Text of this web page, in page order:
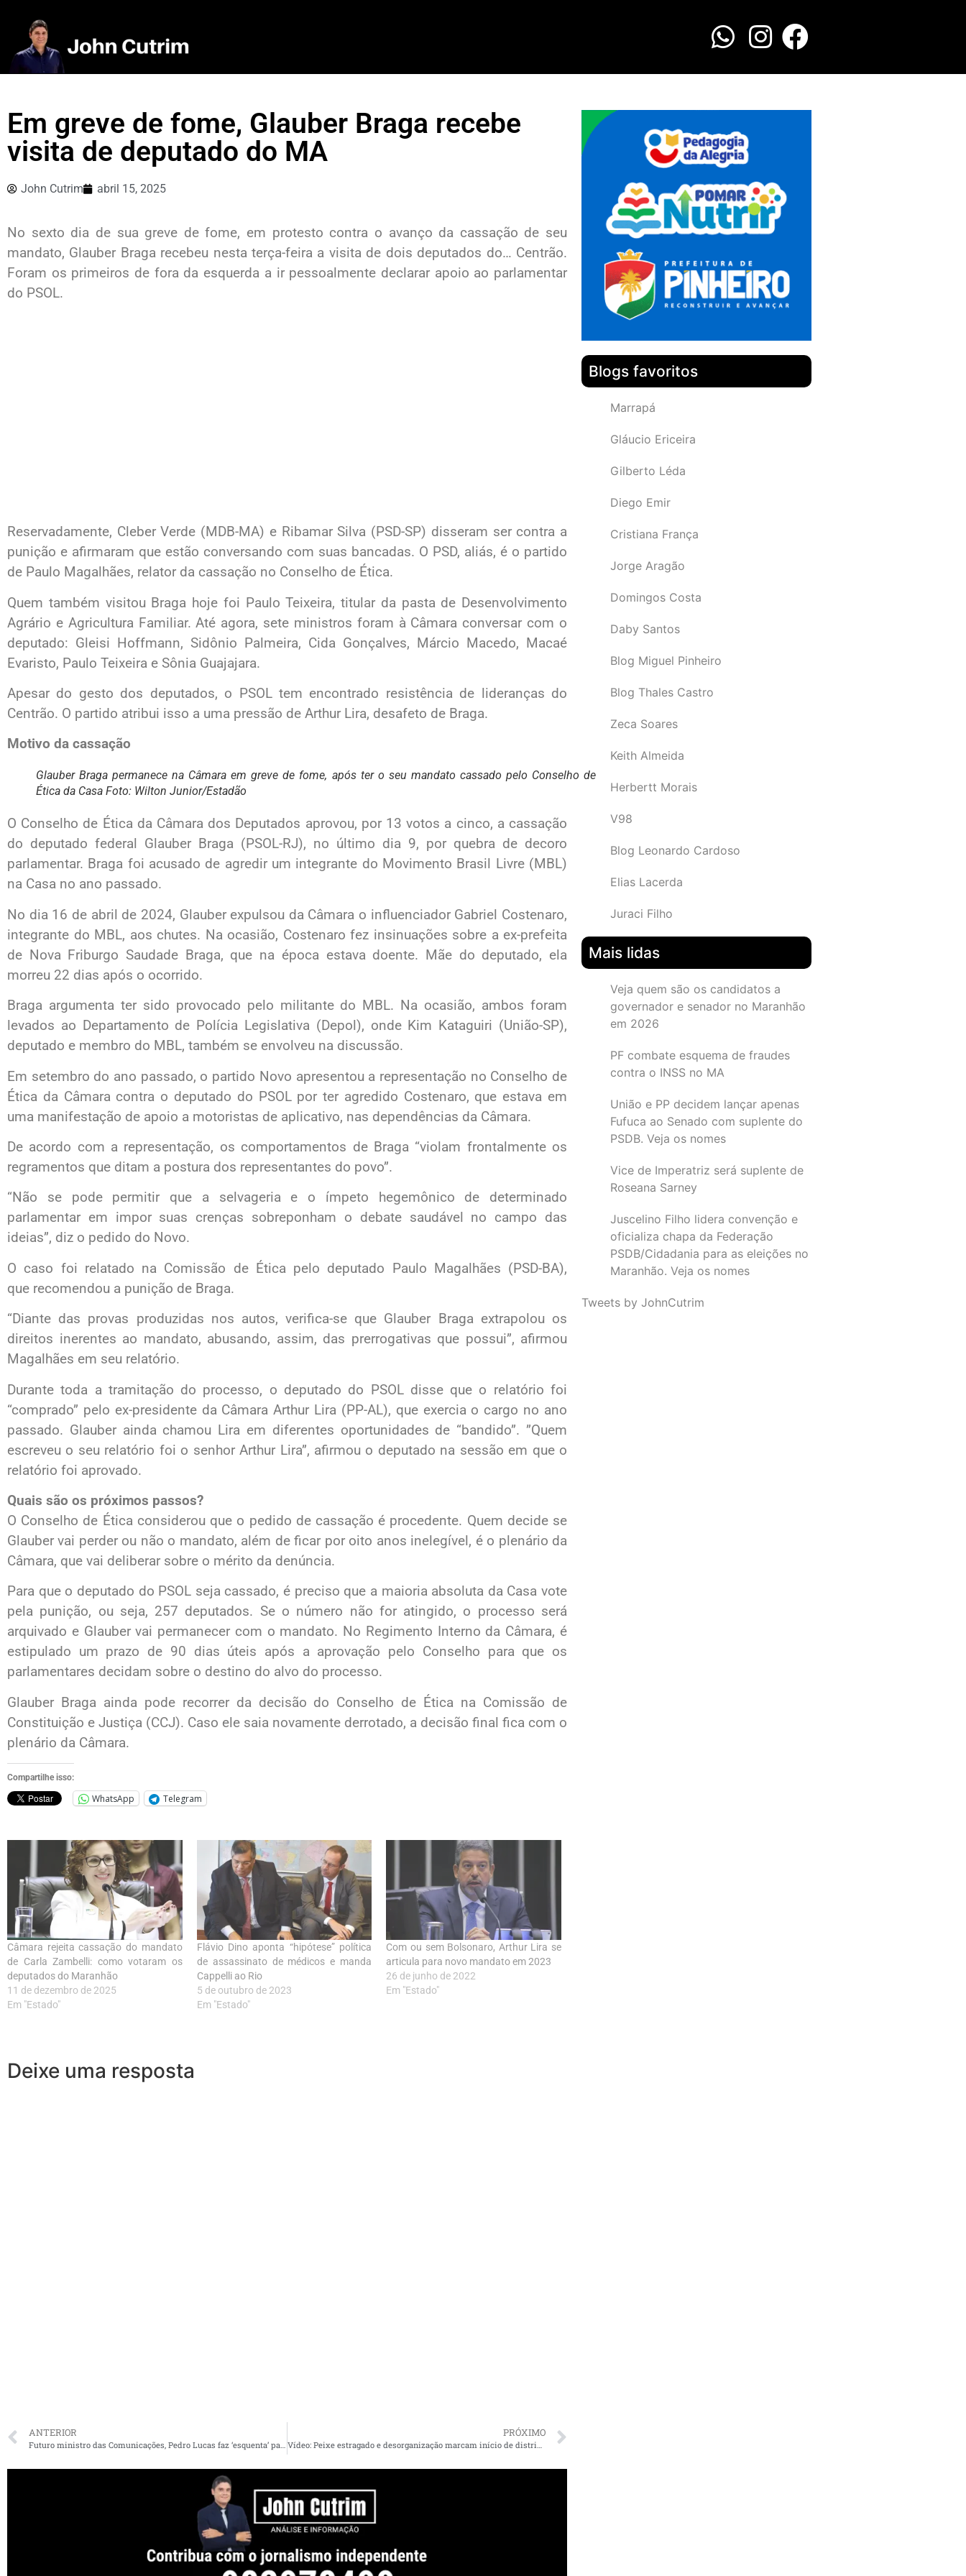
Em greve de fome, Glauber Braga recebe
visita de deputado do MA
John Cutrim abril 15, 2025
No sexto dia de sua greve de fome, em protesto contra o avanço da cassação de seu
mandato, Glauber Braga recebeu nesta terça-feira a visita de dois deputados do… Centrão.
Foram os primeiros de fora da esquerda a ir pessoalmente declarar apoio ao parlamentar
do PSOL.
Reservadamente, Cleber Verde (MDB-MA) e Ribamar Silva (PSD-SP) disseram ser contra a
punição e afirmaram que estão conversando com suas bancadas. O PSD, aliás, é o partido
de Paulo Magalhães, relator da cassação no Conselho de Ética.
Quem também visitou Braga hoje foi Paulo Teixeira, titular da pasta de Desenvolvimento
Agrário e Agricultura Familiar. Até agora, sete ministros foram à Câmara conversar com o
deputado: Gleisi Hoffmann, Sidônio Palmeira, Cida Gonçalves, Márcio Macedo, Macaé
Evaristo, Paulo Teixeira e Sônia Guajajara.
Apesar do gesto dos deputados, o PSOL tem encontrado resistência de lideranças do
Centrão. O partido atribui isso a uma pressão de Arthur Lira, desafeto de Braga.
Motivo da cassação
Glauber Braga permanece na Câmara em greve de fome, após ter o seu mandato cassado pelo Conselho de
Ética da Casa Foto: Wilton Junior/Estadão
O Conselho de Ética da Câmara dos Deputados aprovou, por 13 votos a cinco, a cassação
do deputado federal Glauber Braga (PSOL-RJ), no último dia 9, por quebra de decoro
parlamentar. Braga foi acusado de agredir um integrante do Movimento Brasil Livre (MBL)
na Casa no ano passado.
No dia 16 de abril de 2024, Glauber expulsou da Câmara o influenciador Gabriel Costenaro,
integrante do MBL, aos chutes. Na ocasião, Costenaro fez insinuações sobre a ex-prefeita
de Nova Friburgo Saudade Braga, que na época estava doente. Mãe do deputado, ela
morreu 22 dias após o ocorrido.
Braga argumenta ter sido provocado pelo militante do MBL. Na ocasião, ambos foram
levados ao Departamento de Polícia Legislativa (Depol), onde Kim Kataguiri (União-SP),
deputado e membro do MBL, também se envolveu na discussão.
Em setembro do ano passado, o partido Novo apresentou a representação no Conselho de
Ética da Câmara contra o deputado do PSOL por ter agredido Costenaro, que estava em
uma manifestação de apoio a motoristas de aplicativo, nas dependências da Câmara.
De acordo com a representação, os comportamentos de Braga “violam frontalmente os
regramentos que ditam a postura dos representantes do povo”.
“Não se pode permitir que a selvageria e o ímpeto hegemônico de determinado
parlamentar em impor suas crenças sobreponham o debate saudável no campo das
ideias”, diz o pedido do Novo.
O caso foi relatado na Comissão de Ética pelo deputado Paulo Magalhães (PSD-BA),
que recomendou a punição de Braga.
“Diante das provas produzidas nos autos, verifica-se que Glauber Braga extrapolou os
direitos inerentes ao mandato, abusando, assim, das prerrogativas que possui”, afirmou
Magalhães em seu relatório.
Durante toda a tramitação do processo, o deputado do PSOL disse que o relatório foi
“comprado” pelo ex-presidente da Câmara Arthur Lira (PP-AL), que exercia o cargo no ano
passado. Glauber ainda chamou Lira em diferentes oportunidades de “bandido”. ”Quem
escreveu o seu relatório foi o senhor Arthur Lira”, afirmou o deputado na sessão em que o
relatório foi aprovado.
Quais são os próximos passos?
O Conselho de Ética considerou que o pedido de cassação é procedente. Quem decide se
Glauber vai perder ou não o mandato, além de ficar por oito anos inelegível, é o plenário da
Câmara, que vai deliberar sobre o mérito da denúncia.
Para que o deputado do PSOL seja cassado, é preciso que a maioria absoluta da Casa vote
pela punição, ou seja, 257 deputados. Se o número não for atingido, o processo será
arquivado e Glauber vai permanecer com o mandato. No Regimento Interno da Câmara, é
estipulado um prazo de 90 dias úteis após a aprovação pelo Conselho para que os
parlamentares decidam sobre o destino do alvo do processo.
Glauber Braga ainda pode recorrer da decisão do Conselho de Ética na Comissão de
Constituição e Justiça (CCJ). Caso ele saia novamente derrotado, a decisão final fica com o
plenário da Câmara.
Compartilhe isso:
WhatsApp Telegram
Câmara rejeita cassação do mandato
de Carla Zambelli: como votaram os
deputados do Maranhão
11 de dezembro de 2025
Em "Estado"
Flávio Dino aponta “hipótese” política
de assassinato de médicos e manda
Cappelli ao Rio
5 de outubro de 2023
Em "Estado"
Com ou sem Bolsonaro, Arthur Lira se
articula para novo mandato em 2023
26 de junho de 2022
Em "Estado"
Deixe uma resposta
ANTERIOR
Futuro ministro das Comunicações, Pedro Lucas faz ‘esquenta’ para o cargo
PRÓXIMO
Vídeo: Peixe estragado e desorganização marcam início de distribuição do alimento em cidades do MA
Blogs favoritos
Marrapá
Gláucio Ericeira
Gilberto Léda
Diego Emir
Cristiana França
Jorge Aragão
Domingos Costa
Daby Santos
Blog Miguel Pinheiro
Blog Thales Castro
Zeca Soares
Keith Almeida
Herbertt Morais
V98
Blog Leonardo Cardoso
Elias Lacerda
Juraci Filho
Mais lidas
Veja quem são os candidatos a
governador e senador no Maranhão
em 2026
PF combate esquema de fraudes
contra o INSS no MA
União e PP decidem lançar apenas
Fufuca ao Senado com suplente do
PSDB. Veja os nomes
Vice de Imperatriz será suplente de
Roseana Sarney
Juscelino Filho lidera convenção e
oficializa chapa da Federação
PSDB/Cidadania para as eleições no
Maranhão. Veja os nomes
Tweets by JohnCutrim